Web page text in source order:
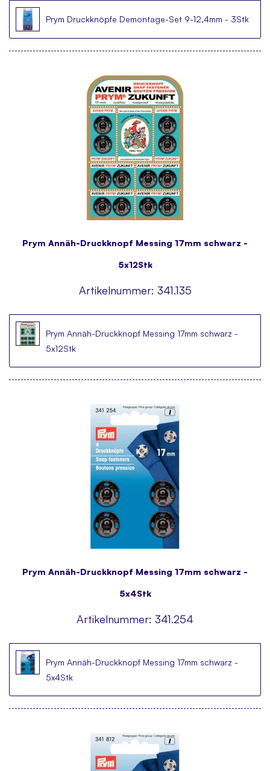
Prym Druckknöpfe Demontage-Set 9-12,4mm - 3Stk
Prym Annäh-Druckknopf Messing 17mm schwarz -
5x12Stk
Artikelnummer: 341.135
Prym Annäh-Druckknopf Messing 17mm schwarz -
5x12Stk
Prym Annäh-Druckknopf Messing 17mm schwarz -
5x4Stk
Artikelnummer: 341.254
Prym Annäh-Druckknopf Messing 17mm schwarz -
5x4Stk